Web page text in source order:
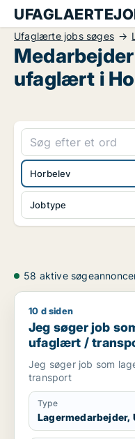
Ufaglærte jobs søges
ufaglært i
Jobtype
Horbelev
58 aktive
Jeg søger job som
10 d siden
Jeg søger job
ufaglært /
Jeg søger job som
transport
Type